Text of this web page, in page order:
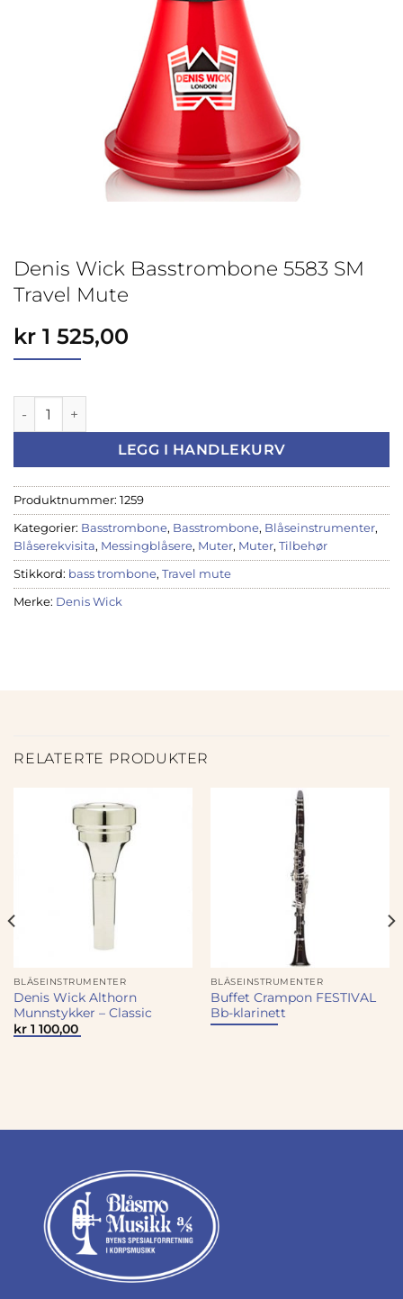
Denis Wick Basstrombone 5583 SM
Travel Mute
kr 1 525,00
Denis Wick Basstrombone 5583 SM Travel Mute antall
LEGG I HANDLEKURV
Produktnummer: 1259
Kategorier: Basstrombone, Basstrombone, Blåseinstrumenter,
Blåserekvisita, Messingblåsere, Muter, Muter, Tilbehør
Stikkord: bass trombone, Travel mute
Merke: Denis Wick
RELATERTE PRODUKTER
BLÅSEINSTRUMENTER
Denis Wick Althorn
Munnstykker – Classic
kr1 100,00
BLÅSEINSTRUMENTER
Buffet Crampon FESTIVAL
Bb-klarinett